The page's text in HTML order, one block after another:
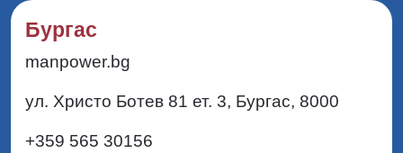
Бургас
manpower.bg
ул. Христо Ботев 81 ет. 3, Бургас, 8000
+359 565 30156